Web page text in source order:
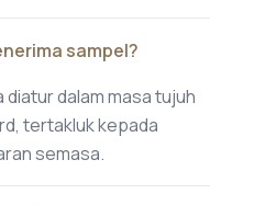
sampel?
dalam masa tujuh
tertakluk kepada
semasa.